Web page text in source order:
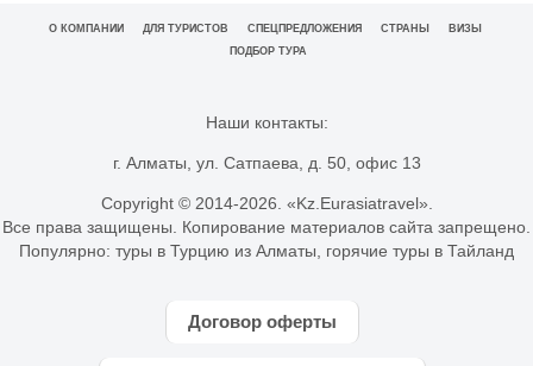
О КОМПАНИИ ДЛЯ ТУРИСТОВ СПЕЦПРЕДЛОЖЕНИЯ СТРАНЫ
ВИЗЫ
ПОДБОР ТУРА
Наши контакты:
г. Алматы, ул. Сатпаева, д. 50, офис 13
Copyright © 2014-2026. «Kz.Eurasiatravel».
Все права защищены. Копирование материалов сайта запрещено.
Популярно: туры в Турцию из Алматы горячие туры в Тайланд
Договор оферты